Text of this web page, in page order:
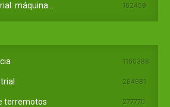
máquina... 162459
1166388
284981
terremotos 277770